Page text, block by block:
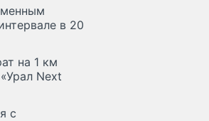
в 20
на 1 км
Next
с